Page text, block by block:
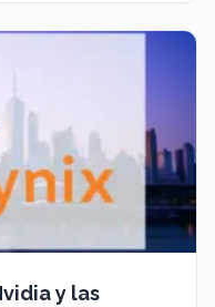
y las